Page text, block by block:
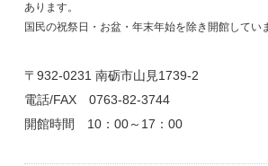
あります。
国民の祝祭日・お盆・年末年始を除き開館してい
〒932-0231 南砺市山見1739-2
電話/FAX 0763-82-3744
開館時間 10：00～17：00